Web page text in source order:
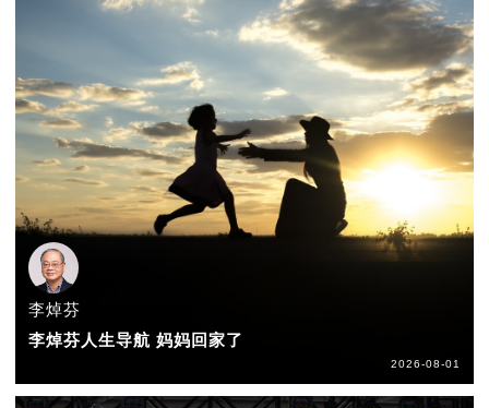
李焯芬
李焯芬人生导航 妈妈回家了
2026-08-01